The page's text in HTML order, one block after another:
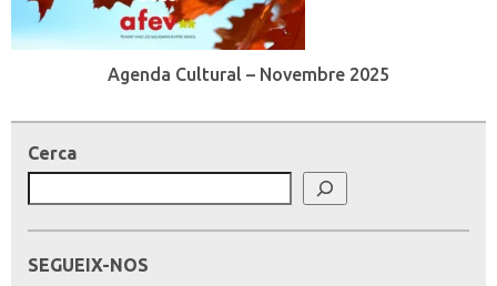
Agenda Cultural – Novembre 2025
Cerca
SEGUEIX-NOS